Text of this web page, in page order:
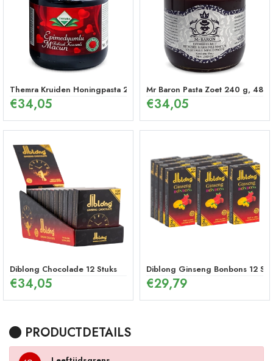
Themra Kruiden Honingpasta 240 g – Energetische Mix
€34,05
Mr Baron Pasta Zoet 240 g, 48
€34,05
Diblong Chocolade 12 Stuks
€34,05
Diblong Ginseng Bonbons 12
€29,79
PRODUCTDETAILS